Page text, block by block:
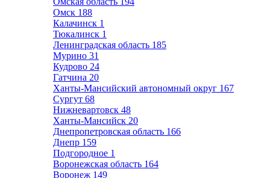
Омск 188
Калачинск 1
Тюкалинск 1
Ленинградская область 185
Мурино 31
Кудрово 24
Гатчина 20
Ханты-Мансийский автономный округ 167
Сургут 68
Нижневартовск 48
Ханты-Мансийск 20
Днепропетровская область 166
Днепр 159
Подгородное 1
Воронежская область 164
Воронеж 149